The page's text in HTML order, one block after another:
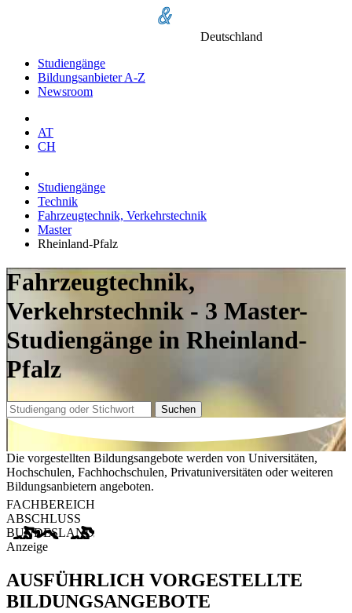
Deutschland
Studiengänge
Bildungsanbieter A-Z
Newsroom
AT
CH
Studiengänge
Technik
Fahrzeugtechnik, Verkehrstechnik
Master
Rheinland-Pfalz
Fahrzeugtechnik,
Verkehrstechnik - 3 Master-
Studiengänge in Rheinland-
Pfalz
Suchen
Die vorgestellten Bildungsangebote werden von Universitäten,
Hochschulen, Fachhochschulen, Privatuniversitäten oder weiteren
Bildungsanbietern angeboten.
FACHBEREICH
ABSCHLUSS
BUNDESLAND
Anzeige
AUSFÜHRLICH VORGESTELLTE
BILDUNGSANGEBOTE